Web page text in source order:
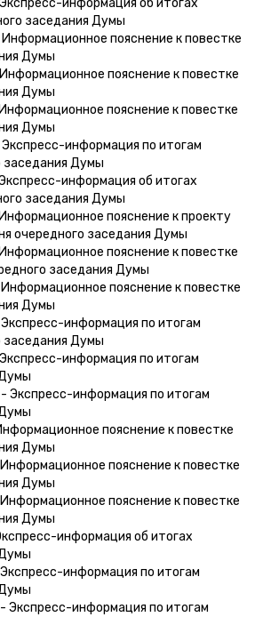
информация об итогах
заседания Думы
пояснение к повестке
Думы
пояснение к повестке
Думы
пояснение к повестке
Думы
информация по итогам
заседания Думы
информация об итогах
заседания Думы
пояснение к проекту
очередного заседания Думы
пояснение к повестке
заседания Думы
пояснение к повестке
Думы
информация по итогам
заседания Думы
информация по итогам
Экспресс-информация по итогам
пояснение к повестке
Думы
пояснение к повестке
Думы
пояснение к повестке
Думы
информация об итогах
информация по итогам
Экспресс-информация по итогам